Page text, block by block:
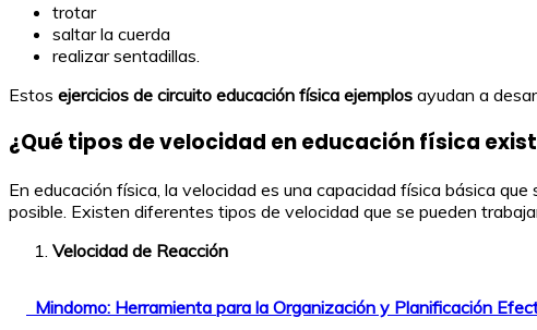
trotar
saltar la cuerda
realizar sentadillas.
Estos ejercicios de circuito educación física ejemplos ayudan a
¿Qué tipos de velocidad en educación física
En educación física, la velocidad es una capacidad física básica
posible. Existen diferentes tipos de velocidad que se pueden
Velocidad de Reacción
Mindomo: Herramienta para la Organización y Planificación